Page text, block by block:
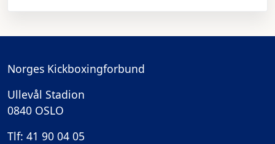
Norges Kickboxingforbund
Ullevål Stadion
0840 OSLO
Tlf: 41 90 04 05